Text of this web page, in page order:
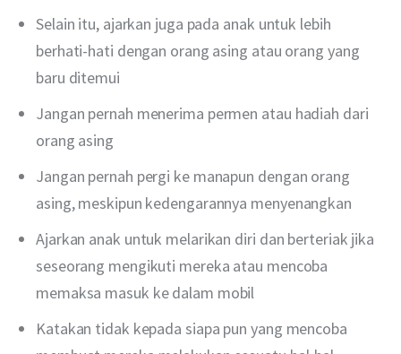
Selain itu, ajarkan juga pada anak untuk lebih
berhati-hati dengan orang asing atau orang yang
baru ditemui
Jangan pernah menerima permen atau hadiah dari
orang asing
Jangan pernah pergi ke manapun dengan orang
asing, meskipun kedengarannya menyenangkan
Ajarkan anak untuk melarikan diri dan berteriak jika
seseorang mengikuti mereka atau mencoba
memaksa masuk ke dalam mobil
Katakan tidak kepada siapa pun yang mencoba